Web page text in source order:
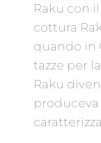
Raku con
cottura
quando in
tazze per
Raku